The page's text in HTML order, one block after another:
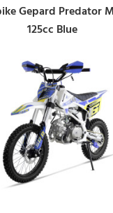
Gepard Predator
125cc Blue